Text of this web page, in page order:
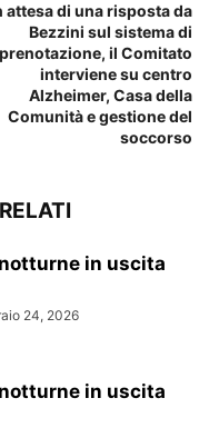
attesa di una risposta da
Bezzini sul sistema di
prenotazione, il Comitato
interviene su centro
Alzheimer, Casa della
Comunità e gestione del
soccorso
in uscita
24, 2026
in uscita